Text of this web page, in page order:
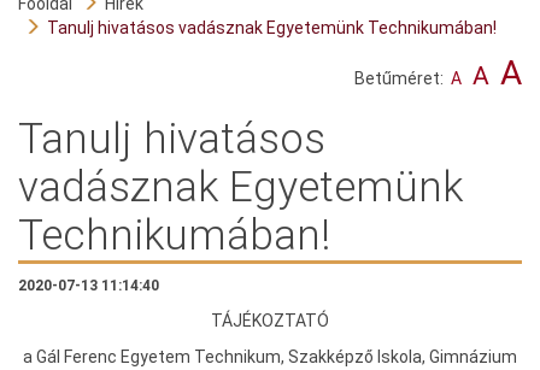
Tanulj hivatásos vadásznak Egyetemünk Technikumában!
Betűméret: A A A
Tanulj hivatásos
vadásznak Egyetemünk
Technikumában!
2020-07-13 11:14:40
TÁJÉKOZTATÓ
a Gál Ferenc Egyetem Technikum, Szakképző Iskola, Gimnázium